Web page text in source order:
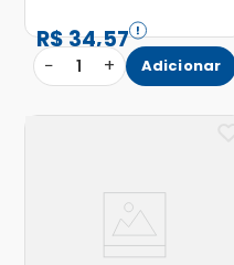
R$34,57
− 1 + Adicionar